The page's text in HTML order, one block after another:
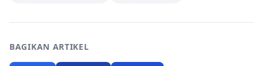
BAGIKAN ARTIKEL